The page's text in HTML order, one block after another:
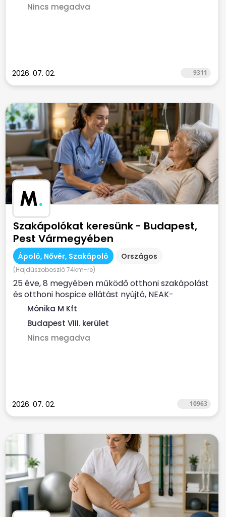
Nincs megadva
2026. 07. 02. 9311
M.
Szakápolókat keresünk - Budapest,
Pest Vármegyében
Ápoló, Nővér, Szakápoló Országos
(Hajdúszoboszló 74km-re)
25 éve, 8 megyében működő otthoni szakápolást
és otthoni hospice ellátást nyújtó, NEAK-
finanszírozott...
Mónika M Kft
Budapest VIII. kerület
Nincs megadva
2026. 07. 02. 10963